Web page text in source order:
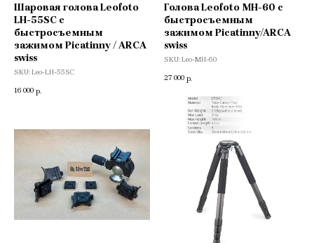
Шаровая голова Leofoto
LH-55SC с
быстросъемным
зажимом Picatinny / ARCA
swiss
SKU:Leo-LH-55SC
16 000 р.
Голова Leofoto MH-60 с
быстросъемным
зажимом Picatinny/ARCA
swiss
SKU:Leo-MH-60
27 000 р.